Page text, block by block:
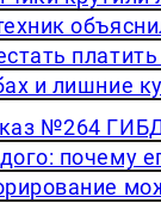
и лишние
№264
почему